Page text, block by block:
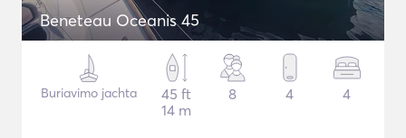
Beneteau Oceanis 45
Buriavimo jachta
45 ft
14 m
8 4 4